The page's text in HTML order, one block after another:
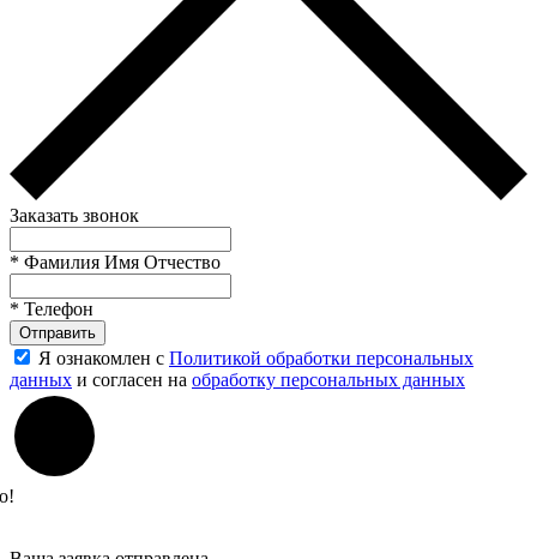
Заказать звонок
* Фамилия Имя Отчество
* Телефон
Отправить
Я ознакомлен с Политикой обработки персональных
данных и согласен на обработку персональных данных